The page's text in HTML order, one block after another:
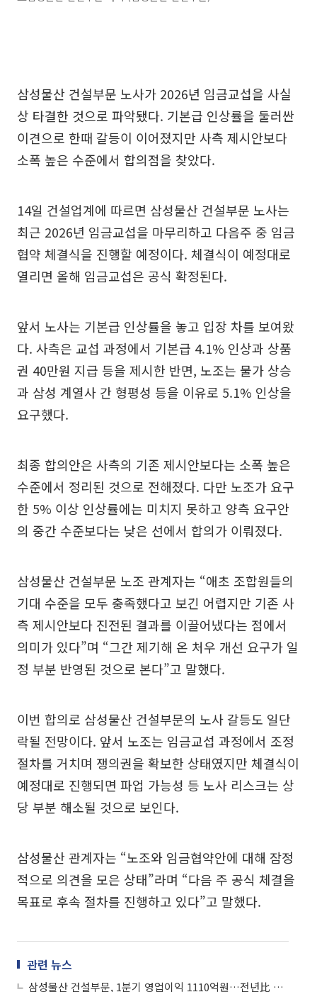
삼성물산 건설부문 노사가 2026년 임금교섭을 사실
상 타결한 것으로 파악됐다. 기본급 인상률을 둘러싼
이견으로 한때 갈등이 이어졌지만 사측 제시안보다
소폭 높은 수준에서 합의점을 찾았다.
14일 건설업계에 따르면 삼성물산 건설부문 노사는
최근 2026년 임금교섭을 마무리하고 다음주 중 임금
협약 체결식을 진행할 예정이다. 체결식이 예정대로
열리면 올해 임금교섭은 공식 확정된다.
앞서 노사는 기본급 인상률을 놓고 입장 차를 보여왔
다. 사측은 교섭 과정에서 기본급 4.1% 인상과 상품
권 40만원 지급 등을 제시한 반면, 노조는 물가 상승
과 삼성 계열사 간 형평성 등을 이유로 5.1% 인상을
요구했다.
최종 합의안은 사측의 기존 제시안보다는 소폭 높은
수준에서 정리된 것으로 전해졌다. 다만 노조가 요구
한 5% 이상 인상률에는 미치지 못하고 양측 요구안
의 중간 수준보다는 낮은 선에서 합의가 이뤄졌다.
삼성물산 건설부문 노조 관계자는 “애초 조합원들의
기대 수준을 모두 충족했다고 보긴 어렵지만 기존 사
측 제시안보다 진전된 결과를 이끌어냈다는 점에서
의미가 있다”며 “그간 제기해 온 처우 개선 요구가 일
정 부분 반영된 것으로 본다”고 말했다.
이번 합의로 삼성물산 건설부문의 노사 갈등도 일단
락될 전망이다. 앞서 노조는 임금교섭 과정에서 조정
절차를 거치며 쟁의권을 확보한 상태였지만 체결식이
예정대로 진행되면 파업 가능성 등 노사 리스크는 상
당 부분 해소될 것으로 보인다.
삼성물산 관계자는 “노조와 임금협약안에 대해 잠정
적으로 의견을 모은 상태”라며 “다음 주 공식 체결을
목표로 후속 절차를 진행하고 있다”고 말했다.
관련 뉴스
삼성물산 건설부문, 1분기 영업이익 1110억원…전년比 30% 감소